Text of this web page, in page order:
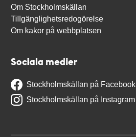
Om Stockholmskällan
Tillgänglighetsredogörelse
Om kakor på webbplatsen
Sociala medier
Stockholmskällan på Facebook
Stockholmskällan på Instagram